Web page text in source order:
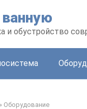
и обустройство
» Оборудование